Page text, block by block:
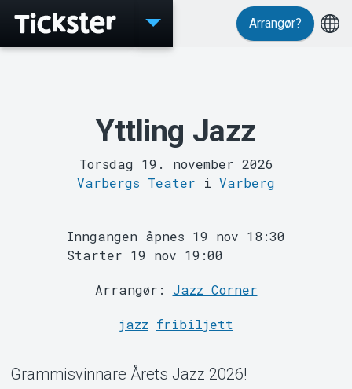
MyTickster
Arrangør?
Yttling Jazz
Torsdag 19. november 2026
Varbergs Teater i Varberg
Inngangen åpnes 19 nov 18:30
Starter 19 nov 19:00
Arrangør: Jazz Corner
jazz fribiljett
Grammisvinnare Årets Jazz 2026!